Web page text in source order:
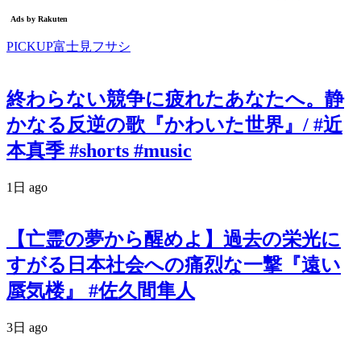
PICKUP富士見フサシ
終わらない競争に疲れたあなたへ。静
かなる反逆の歌『かわいた世界』/ #近
本真季 #shorts #music
1日 ago
【亡霊の夢から醒めよ】過去の栄光に
すがる日本社会への痛烈な一撃『遠い
蜃気楼』 #佐久間隼人
3日 ago